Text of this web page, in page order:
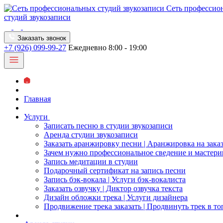
Сеть
студий звукозаписи
Заказать звонок
+7 (926) 099-99-27 Ежедневно 8:00 - 19:00
Главная
Услуги
Записать песню в студии звукозаписи
Аренда студии звукозаписи
Заказать аранжировку песни | Аранжировка на заказ
Зачем нужно профессиональное сведение и
Запись медитации в студии
Подарочный сертификат на запись песни
Запись бэк-вокала | Услуги бэк-вокалиста
Заказать озвучку | Диктор озвучка текста
Дизайн обложки трека | Услуги дизайнера
Продвижение трека заказать | Продвинуть трек в